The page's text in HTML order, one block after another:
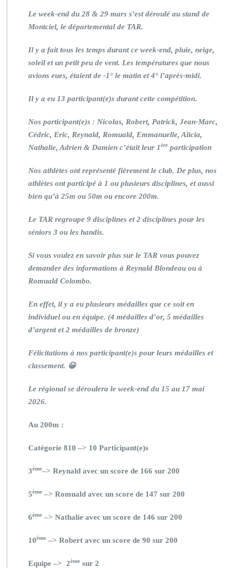
Le week-end du 28 & 29 mars s’est déroulé au stand de
Montciel, le départemental de TAR.
Il y a fait tous les temps durant ce week-end, pluie, neige,
soleil et un petit peu de vent. Les températures que nous
avions eues, étaient de -1° le matin et 4° l’après-midi.
Il y a eu 13 participant(e)s durant cette compétition.
Nos participant(e)s : Nicolas, Robert, Patrick, Jean-Marc,
Cédric, Eric, Reynald, Romuald, Emmanuelle, Alicia,
Nathalie, Adrien & Damien c’était leur 1ère participation
Nos athlètes ont représenté fièrement le club. De plus, nos
athlètes ont participé à 1 ou plusieurs disciplines, et aussi
bien qu’à 25m ou 50m ou encore 200m.
Le TAR regroupe 9 disciplines et 2 disciplines pour les
séniors 3 ou les handis.
Si vous voulez en savoir plus sur le TAR vous pouvez
demander des informations à Reynald Blondeau ou à
Romuald Colombo.
En effet, il y a eu plusieurs médailles que ce soit en
individuel ou en équipe. (4 médailles d’or, 5 médailles
d’argent et 2 médailles de bronze)
Félicitations à nos participant(e)s pour leurs médailles et
classement. 😀
Le régional se déroulera le week-end du 15 au 17 mai
2026.
Au 200m :
Catégorie 810 –> 10 Participant(e)s
3ème–> Reynald avec un score de 166 sur 200
5ème –> Romuald avec un score de 147 sur 200
6ème –> Nathalie avec un score de 146 sur 200
10ème –> Robert avec un score de 90 sur 200
Equipe –> 2ème sur 2